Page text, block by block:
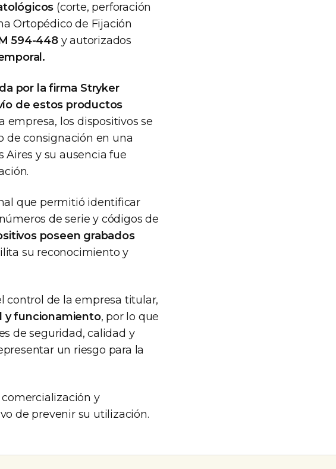
(corte, perforación
Ortopédico de Fijación
594-448y autorizados
por la firma Stryker
de estos productos
los dispositivos se
de consignación en una
y su ausencia fue
que permitió identificar
de serie y códigos de
poseen grabados
su reconocimiento y
control de la empresa titular,
y funcionamiento, por lo que
de seguridad, calidad y
un riesgo para la
y
de prevenir su utilización.